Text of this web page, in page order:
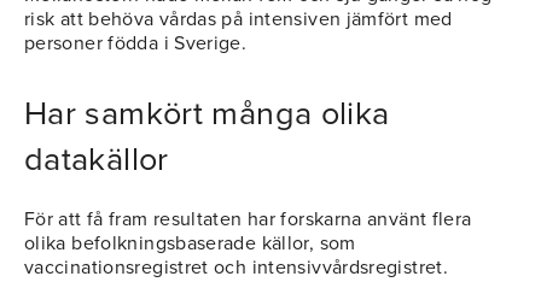
risk att behöva vårdas på intensiven jämfört med
personer födda i Sverige.
Har samkört många olika
datakällor
För att få fram resultaten har forskarna använt flera
olika befolkningsbaserade källor, som
vaccinationsregistret och intensivvårdsregistret.